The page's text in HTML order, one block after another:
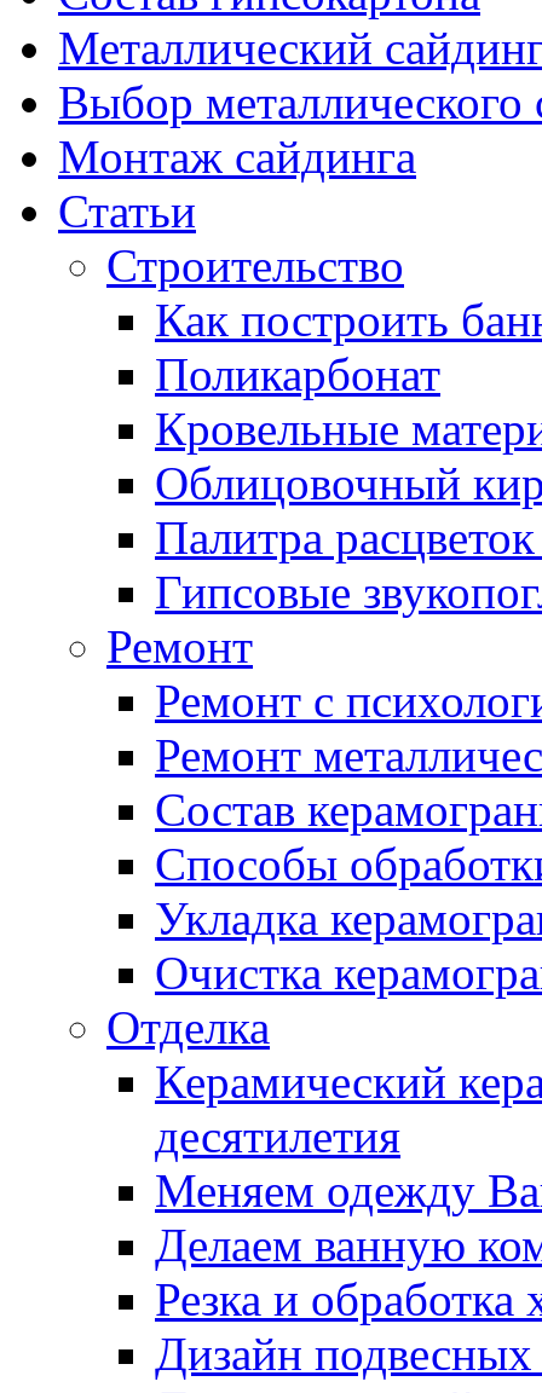
Металлический
Выбор металлического
Монтаж сайдинга
Статьи
Строительство
Как построить
Поликарбонат
Кровельные
Облицовочный
Палитра
Гипсовые
Ремонт
Ремонт с
Ремонт
Состав
Способы
Укладка
Очистка
Отделка
Керамический
десятилетия
Меняем одежду
Делаем ванную
Резка и
Дизайн подвесных